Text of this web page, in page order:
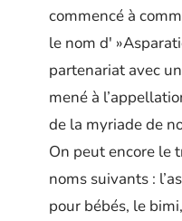
commencé à
le nom d'
partenariat avec
mené à
de la myriade de
On peut encore le
noms suivants :
pour bébés, le